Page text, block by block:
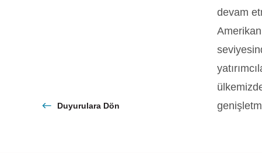
Duyurulara Dön
devam